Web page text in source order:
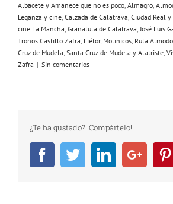
Albacete y Amanece que no es poco Almagro
Leganza y cine Calzada de Calatrava Ciudad Real
cine La Mancha Granatula de Calatrava José Luis
Tronos Castillo Zafra Liétor, Molinicos Ruta
Cruz de Mudela Santa Cruz de Mudela y Alatriste
Zafra | Sin comentarios
¿Te ha gustado? ¡Compártelo!
Facebook
TwitterLinkedin